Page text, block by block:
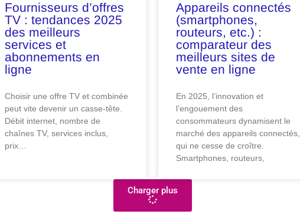
Fournisseurs d’offres
TV : tendances 2025
des meilleurs
services et
abonnements en
ligne
Choisir une offre TV et combinée
peut vite devenir un casse-tête.
Débit internet, nombre de
chaînes TV, services inclus,
prix…
Appareils connectés
(smartphones,
routeurs, etc.) :
comparateur des
meilleurs sites de
vente en ligne
En 2025, l’innovation et
l’engouement des
consommateurs dynamisent le
marché des appareils connectés,
qui ne cesse de croître.
Smartphones, routeurs,
Charger plus